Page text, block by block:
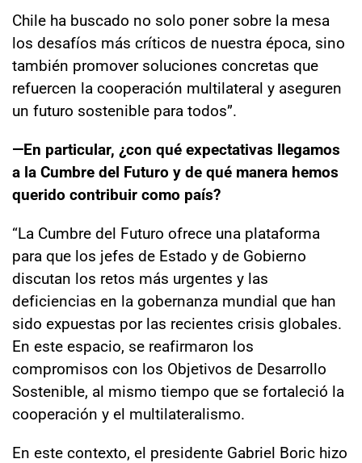
Chile ha buscado no solo poner sobre la mesa
los desafíos más críticos de nuestra época, sino
también promover soluciones concretas que
refuercen la cooperación multilateral y aseguren
un futuro sostenible para todos”.
—En particular, ¿con qué expectativas llegamos
a la Cumbre del Futuro y de qué manera hemos
querido contribuir como país?
“La Cumbre del Futuro ofrece una plataforma
para que los jefes de Estado y de Gobierno
discutan los retos más urgentes y las
deficiencias en la gobernanza mundial que han
sido expuestas por las recientes crisis globales.
En este espacio, se reafirmaron los
compromisos con los Objetivos de Desarrollo
Sostenible, al mismo tiempo que se fortaleció la
cooperación y el multilateralismo.
En este contexto, el presidente Gabriel Boric hizo